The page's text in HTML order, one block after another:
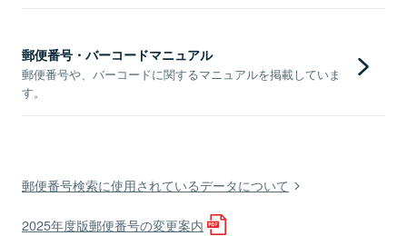
郵便番号・バーコードマニュアル
郵便番号や、バーコードに関するマニュアルを掲載していま
す。
郵便番号検索に使用されているデータについて
2025年度版郵便番号の変更案内